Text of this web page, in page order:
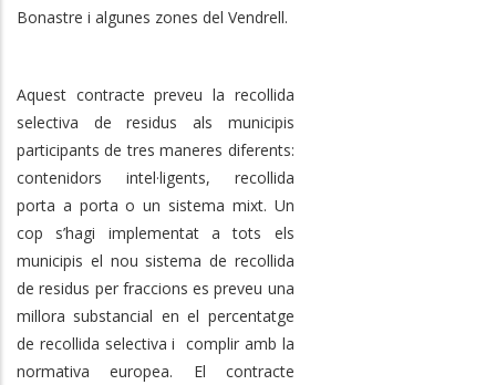
Bonastre i algunes zones del Vendrell.
Aquest contracte preveu la recollida
selectiva de residus als municipis
participants de tres maneres diferents:
contenidors intel·ligents, recollida
porta a porta o un sistema mixt. Un
cop s’hagi implementat a tots els
municipis el nou sistema de recollida
de residus per fraccions es preveu una
millora substancial en el percentatge
de recollida selectiva i complir amb la
normativa europea. El contracte